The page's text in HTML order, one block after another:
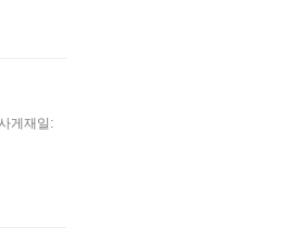
게재일: